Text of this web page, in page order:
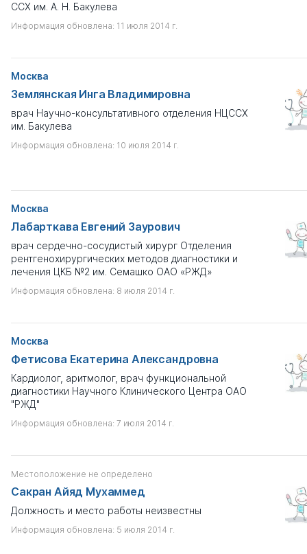
ССХ им. А. Н. Бакулева
Информация обновлена: 11 июля 2014 г.
Москва
Землянская Инга Владимировна
врач Научно-консультативного отделения НЦССХ
им. Бакулева
Информация обновлена: 10 июля 2014 г.
Москва
Лабарткава Евгений Заурович
врач сердечно-сосудистый хирург Отделения
рентгенохирургических методов диагностики и
лечения ЦКБ №2 им. Семашко ОАО «РЖД»
Информация обновлена: 8 июля 2014 г.
Москва
Фетисова Екатерина Александровна
Кардиолог, аритмолог, врач функциональной
диагностики Научного Клинического Центра ОАО
"РЖД"
Информация обновлена: 7 июля 2014 г.
Местоположение не определено
Сакран Айяд Мухаммед
Должность и место работы неизвестны
Информация обновлена: 5 июля 2014 г.